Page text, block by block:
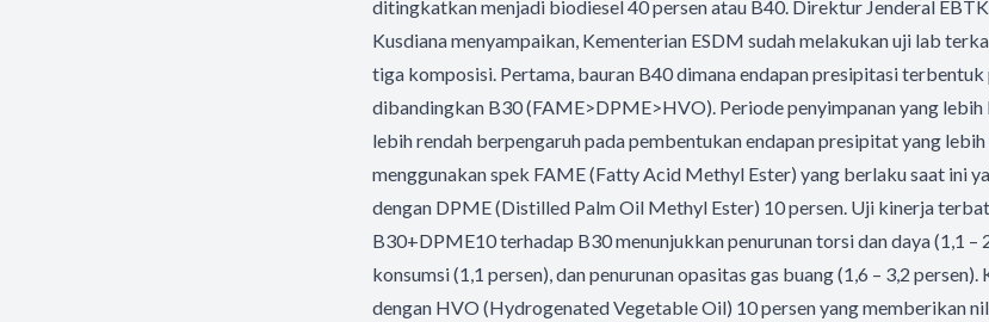
ditingkatkan menjadi biodiesel 40 persen atau B40. Direktur Jenderal
Kusdiana menyampaikan, Kementerian ESDM sudah melakukan uji lab
tiga komposisi. Pertama, bauran B40 dimana endapan presipitasi
dibandingkan B30 (FAME>DPME>HVO). Periode penyimpanan yang lebih
lebih rendah berpengaruh pada pembentukan endapan presipitat yang
menggunakan spek FAME (Fatty Acid Methyl Ester) yang berlaku saat ini
dengan DPME (Distilled Palm Oil Methyl Ester) 10 persen. Uji kinerja
B30+DPME10 terhadap B30 menunjukkan penurunan torsi dan daya (1,1 –
konsumsi (1,1 persen), dan penurunan opasitas gas buang (1,6 – 3,2
dengan HVO (Hydrogenated Vegetable Oil) 10 persen yang memberikan